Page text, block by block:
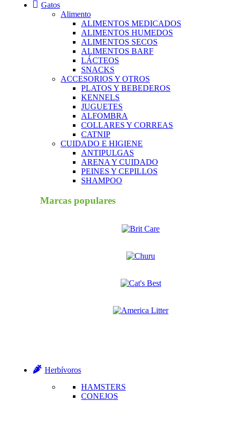
Gatos
Alimento
ALIMENTOS MEDICADOS
ALIMENTOS HUMEDOS
ALIMENTOS SECOS
ALIMENTOS BARF
LÁCTEOS
SNACKS
ACCESORIOS Y OTROS
PLATOS Y BEBEDEROS
KENNELS
JUGUETES
ALFOMBRA
COLLARES Y CORREAS
CATNIP
CUIDADO E HIGIENE
ANTIPULGAS
ARENA Y CUIDADO
PEINES Y CEPILLOS
SHAMPOO
Marcas populares
Herbívoros
HAMSTERS
CONEJOS